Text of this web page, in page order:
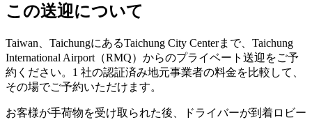
この送迎について
Taiwan、TaichungにあるTaichung City Centerまで、Taichung
International Airport（RMQ）からのプライベート送迎をご予
約ください。1 社の認証済み地元事業者の料金を比較して、
その場でご予約いただけます。
お客様が手荷物を受け取られた後、ドライバーが到着ロビー